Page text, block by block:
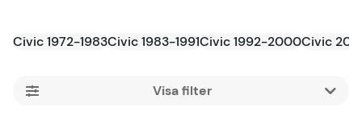
Civic 1972-1983Civic 1983-1991Civic 1992-2000Civic
Filtrera